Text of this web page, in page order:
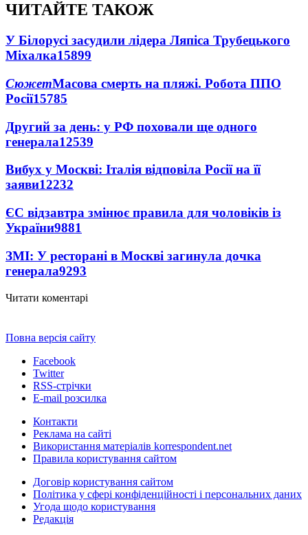
ЧИТАЙТЕ ТАКОЖ
У Білорусі засудили лідера Ляпіса Трубецького
Міхалка15899
СюжетМасова смерть на пляжі. Робота ППО
Росії15785
Другий за день: у РФ поховали ще одного
генерала12539
Вибух у Москві: Італія відповіла Росії на її
заяви12232
ЄС відзавтра змінює правила для чоловіків із
України9881
ЗМІ: У ресторані в Москві загинула дочка
генерала9293
Читати коментарі
Повна версія сайту
Facebook
Twitter
RSS-стрічки
E-mail розсилка
Контакти
Реклама на сайті
Використання матеріалів korrespondent.net
Правила користування сайтом
Договір користування сайтом
Політика у сфері конфіденційності і персональних даних
Угода щодо користування
Редакція